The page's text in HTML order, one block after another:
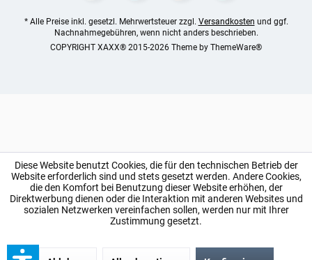
* Alle Preise inkl. gesetzl. Mehrwertsteuer zzgl. Versandkosten und ggf.
Nachnahmegebühren, wenn nicht anders beschrieben.
COPYRIGHT XAXX® 2015-2026 Theme by ThemeWare®
Diese Website benutzt Cookies, die für den technischen Betrieb der
Website erforderlich sind und stets gesetzt werden. Andere Cookies,
die den Komfort bei Benutzung dieser Website erhöhen, der
Direktwerbung dienen oder die Interaktion mit anderen Websites und
sozialen Netzwerken vereinfachen sollen, werden nur mit Ihrer
Zustimmung gesetzt.